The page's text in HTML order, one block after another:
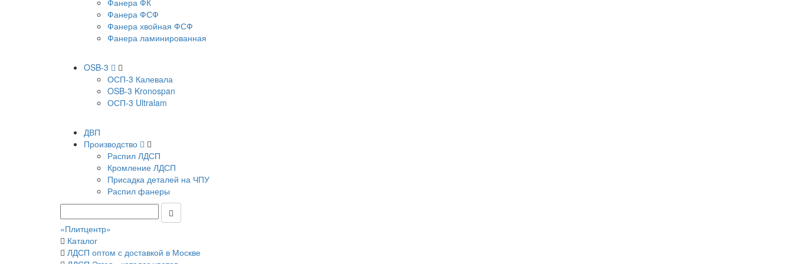
Фанера ФК
Фанера ФСФ
Фанера хвойная ФСФ
Фанера ламинированная
OSB-3
ОСП-3 Калевала
OSB-3 Kronospan
ОСП-3 Ultralam
ДВП
Производство
Распил ЛДСП
Кромление ЛДСП
Присадка деталей на ЧПУ
Распил фанеры
«Плитцентр»
Каталог
ЛДСП оптом с доставкой в Москве